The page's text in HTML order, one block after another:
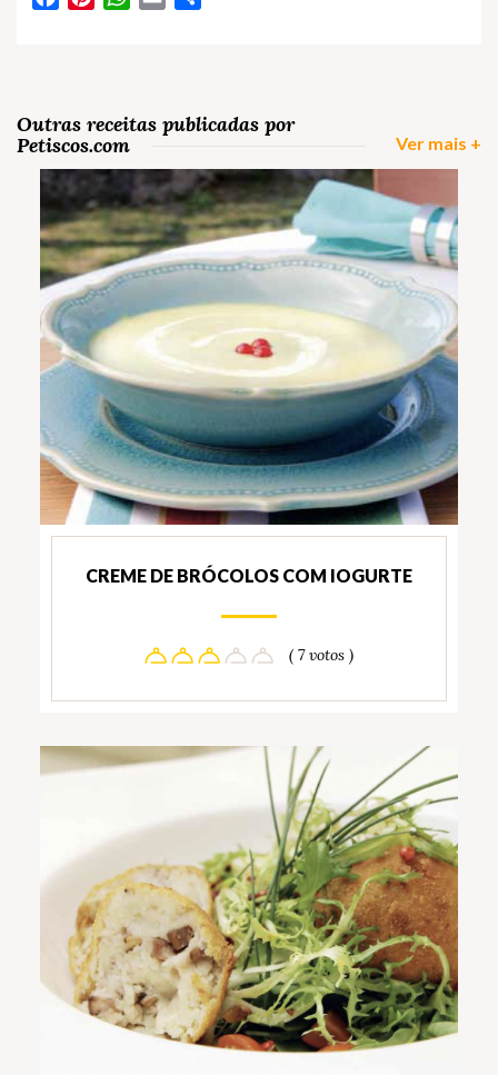
Outras receitas publicadas por
Petiscos.com
Ver mais +
CREME DE BRÓCOLOS COM IOGURTE
( 7 votos )